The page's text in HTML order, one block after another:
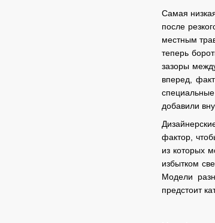
Самая
после
местным
теперь
зазоры
вперед,
добавили
фактор,
из которых
избытком
Модели
предстоит